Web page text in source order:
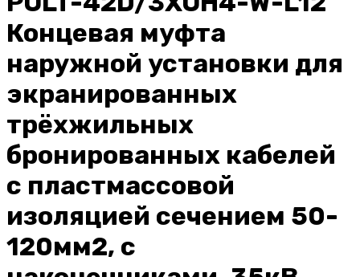
Концевая муфта
наружной установки для
экранированных
трёхжильных
бронированных кабелей
с пластмассовой
изоляцией сечением 50-
120мм2, с